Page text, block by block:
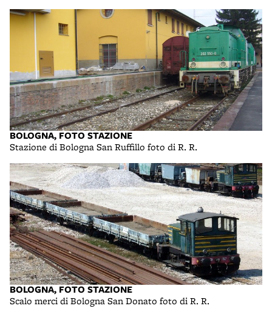
BOLOGNA, FOTO STAZIONE
Stazione di Bologna San Ruffillo foto di R. R.
BOLOGNA, FOTO STAZIONE
Scalo merci di Bologna San Donato foto di R. R.